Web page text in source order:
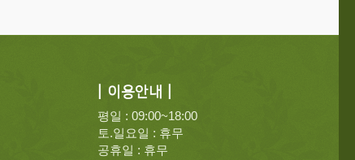
| 이용안내 |
평일 : 09:00~18:00
토.일요일 : 휴무
공휴일 : 휴무